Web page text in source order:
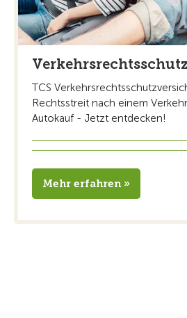
Verkehrsrechtsschutz
TCS
Rechtsstreit nach einem
Autokauf - Jetzt entdecken!
Mehr erfahren »